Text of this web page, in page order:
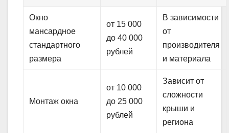
Окно
мансардное
стандартного
размера
от 15 000
до 40 000
рублей
В зависимости
от
производителя
и материала
Монтаж окна
от 10 000
до 25 000
рублей
Зависит от
сложности
крыши и
региона